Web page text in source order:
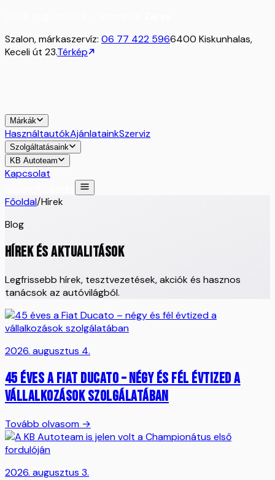
Szalon, márkaszervíz: 06 77 422 5966400 Kiskunhalas,
Keceli út 23.Térkép
Márkák
HasználtautókAjánlatainkSzerviz
Szolgáltatásaink
KB Autoteam
Kapcsolat
Főoldal/Hírek
Blog
HÍREK ÉS AKTUALITÁSOK
Legfrissebb hírek, tesztvezetések, akciók és hasznos
tanácsok az autóvilágból.
2026. augusztus 4.
45 éves a Fiat Ducato – négy és fél évtized a
vállalkozások szolgálatában
Tovább olvasom →
2026. augusztus 3.